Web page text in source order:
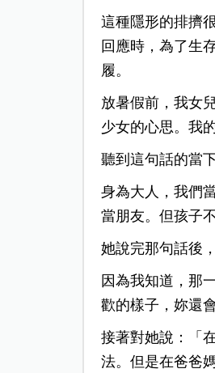
這種隱形的排擠
回應時，為了生
履。
放暑假前，我女
少女的心思。我
聽到這句話的當
身為大人，我們
當朋友。但孩子
她說完那句話後
因為我知道，那
歡的樣子，妳還
接著對她說：「
法。但是在爸爸